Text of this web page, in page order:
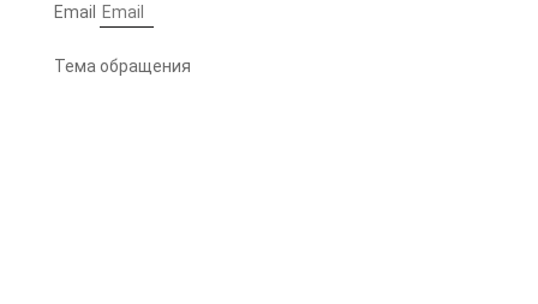
Email
Тема обращения